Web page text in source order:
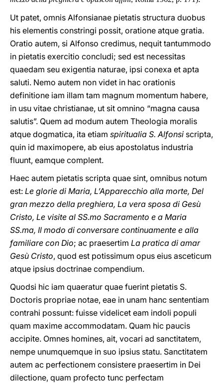
Ut patet, omnis Alfonsianae pietatis structura duobus
his elementis constringi possit, oratione atque gratia.
Oratio autem, si Alfonso credimus, nequit tantummodo
in pietatis exercitio concludi; sed est necessitas
quaedam seu exigentia naturae, ipsi conexa et apta
saluti. Nemo autem non videt in hac orationis
definitione iam illam tam magnum momentum habere,
in usu vitae christianae, ut sit omnino “magna causa
salutis”. Quem ad modum autem Theologia moralis
atque dogmatica, ita etiam spiritualia S. Alfonsi scripta,
quin id maximopere, ab eius apostolatus industria
fluunt, eamque complent.
Haec autem pietatis scripta quae sint, omnibus notum
est: Le glorie di Maria, L’Apparecchio alla morte, Del
gran mezzo della preghiera, La vera sposa di Gesù
Cristo, Le visite al SS.mo Sacramento e a Maria
SS.ma, Il modo di conversare continuamente e alla
familiare con Dio; ac praesertim La pratica di amar
Gesù Cristo, quod est potissimum opus eius asceticum
atque ipsius doctrinae compendium.
Quodsi hic iam quaeratur quae fuerint pietatis S.
Doctoris propriae notae, eae in unam hanc sententiam
contrahi possunt: fuisse videlicet eam indoli populi
quam maxime accommodatam. Quam hic paucis
accipite. Omnes homines, ait, vocari ad sanctitatem,
nempe unumquemque in suo ipsius statu. Sanctitatem
autem ac perfectionem consistere praesertim in Dei
dilectione, quam profecto tunc perfectam